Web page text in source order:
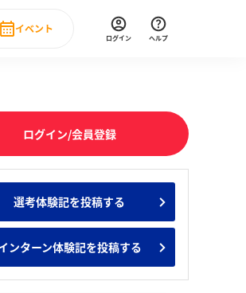
ング みんなのインターン人気企業ランキ
イベント
直近のイベント一覧
もっと見る
ログイン ヘルプ
ログイン/会員登録
選考体験記を投稿する
ンターン体験記を投稿する